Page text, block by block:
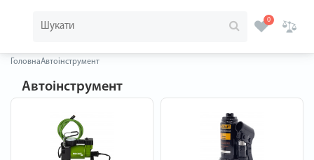
0
ГоловнаАвтоінструмент
Автоінструмент